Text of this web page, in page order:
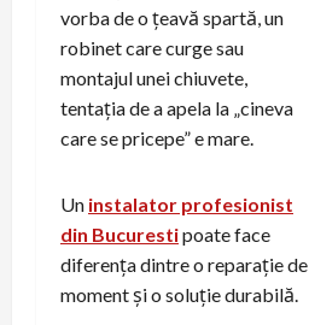
vorba de o țeavă spartă, un
robinet care curge sau
montajul unei chiuvete,
tentația de a apela la „cineva
care se pricepe” e mare.
Un instalator profesionist
din Bucurestipoate face
diferența dintre o reparație de
moment și o soluție durabilă.